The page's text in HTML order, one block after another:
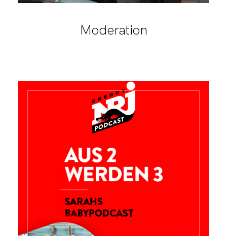
Moderation